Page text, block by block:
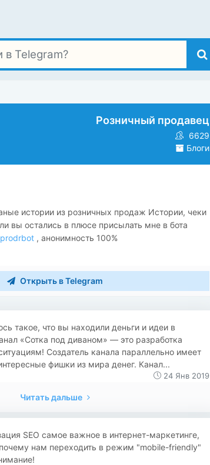
Розничный продавец
6629
Блоги
истории из розничных продаж Истории, чеки
вы остались в плюсе присылать мне в бота
, анонимность 100%
Открыть в Telegram
такое, что вы находили деньги и идеи в
«Сотка под диваном» — это разработка
Создатель канала параллельно имеет
фишки из мира денег. Канал...
24 Янв 2019
Читать дальше
SEO самое важное в интернет-маркетинге,
нам переходить в режим "mobile-friendly"